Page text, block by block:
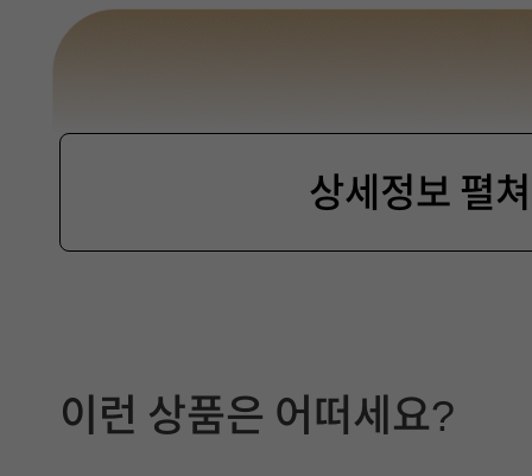
상세정보 펼
이런 상품은 어떠세요?